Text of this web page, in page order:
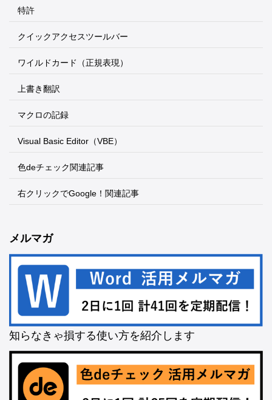
特許
クイックアクセスツールバー
ワイルドカード（正規表現）
上書き翻訳
マクロの記録
Visual Basic Editor（VBE）
色deチェック関連記事
右クリックでGoogle！関連記事
メルマガ
知らなきゃ損する使い方を紹介します